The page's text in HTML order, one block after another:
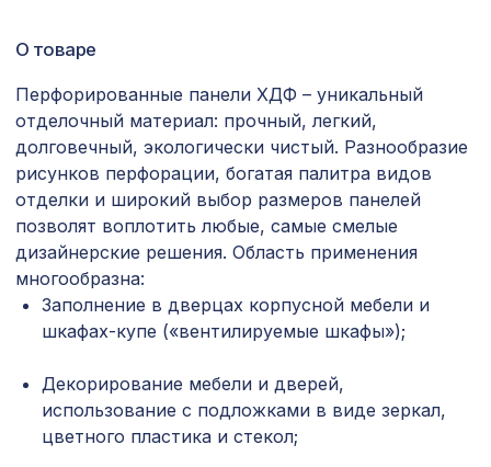
Натуральные обои Cosca Мунлайт,
0,91 x 5,5 м
867 ₽
Перфорированная панель ГОТИКА,
2790х1020мм, ХДФ, венге
5107 ₽
Натуральные обои Cosca Папирус
Терре, 0,91 x 5,5 м
Перфорированная панель КРИСТАЛЛ,
1030х695мм, ХДФ, белая
878 ₽
ХДФ, венге
Натуральные обои Cosca Traditional
О товаре
Перфорированные панели ХДФ – уникальный
отделочный материал: прочный, легкий,
долговечный, экологически чистый. Разнообразие
рисунков перфорации, богатая палитра видов
отделки и широкий выбор размеров панелей
позволят воплотить любые, самые смелые
дизайнерские решения. Область применения
многообразна:
Заполнение в дверцах корпусной мебели и
шкафах-купе («вентилируемые шкафы»);
Декорирование мебели и дверей,
использование с подложками в виде зеркал,
цветного пластика и стекол;